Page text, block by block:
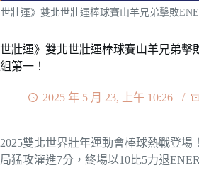
世壯運》雙北世壯運棒球賽山羊兄弟擊敗
世壯運》雙北世壯運棒球賽山羊兄弟擊
組第一！
2025 年 5 月 23, 上午 10:26
2025雙北世界壯年運動會棒球熱戰登場
局猛攻灌進7分，終場以10比5力退